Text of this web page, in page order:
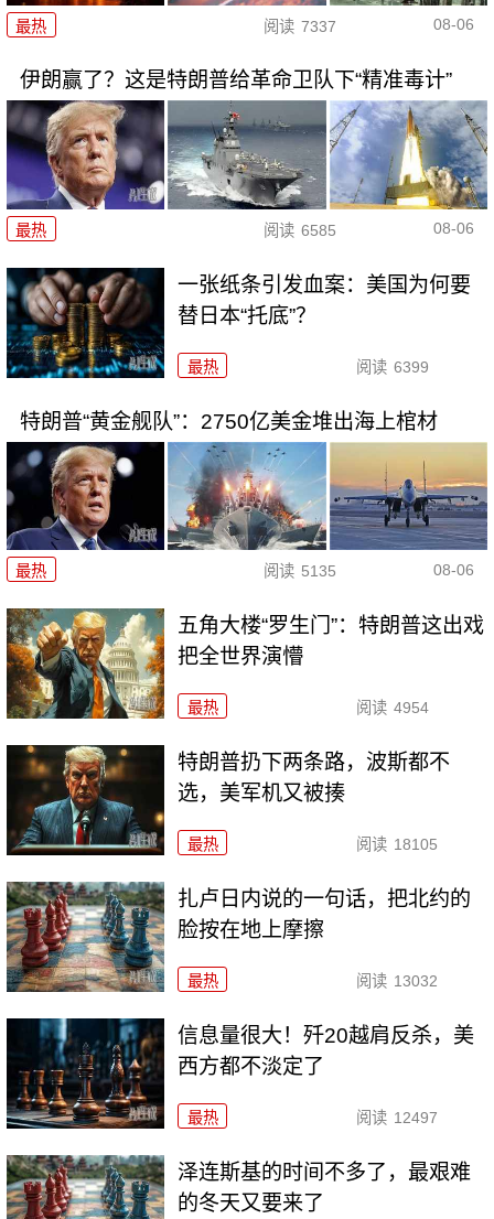
最热 阅读 7337 08-06
伊朗赢了？这是特朗普给革命卫队下“精准毒计”
最热 阅读 6585 08-06
一张纸条引发血案：美国为何要
替日本“托底”？
最热 阅读 6399
特朗普“黄金舰队”：2750亿美金堆出海上棺材
最热 阅读 5135 08-06
五角大楼“罗生门”：特朗普这出戏
把全世界演懵
最热 阅读 4954
特朗普扔下两条路，波斯都不
选，美军机又被揍
最热 阅读 18105
扎卢日内说的一句话，把北约的
脸按在地上摩擦
最热 阅读 13032
信息量很大！歼20越肩反杀，美
西方都不淡定了
最热 阅读 12497
泽连斯基的时间不多了，最艰难
的冬天又要来了